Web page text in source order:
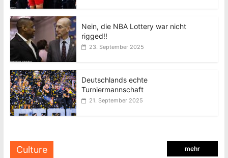
Nein, die NBA Lottery war nicht
rigged!!
23. September 2025
Deutschlands echte
Turniermannschaft
21. September 2025
Culture mehr